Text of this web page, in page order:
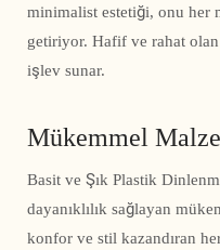
minimalist estetiği, onu her
getiriyor. Hafif ve rahat
işlev sunar.
Mükemmel
Basit ve Şık Plastik
dayanıklılık sağlayan
konfor ve stil kazandıran